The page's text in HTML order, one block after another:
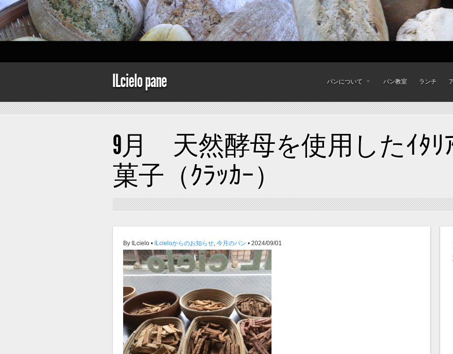
ILcielo pane パンについて パン教室 ランチ
9月 天然酵母を使用したｲﾀﾘ
菓子（ｸﾗｯｶｰ）
By ILcielo • ILcieloからのお知らせ, 今月のパン • 2024/09/01